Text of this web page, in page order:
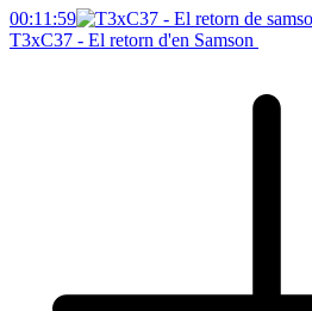
00:11:59
T3xC37 - El retorn d'en Samson